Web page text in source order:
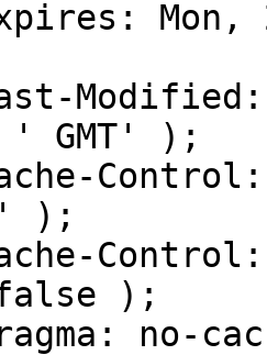
Mon,
GMT' );
);
);
no-